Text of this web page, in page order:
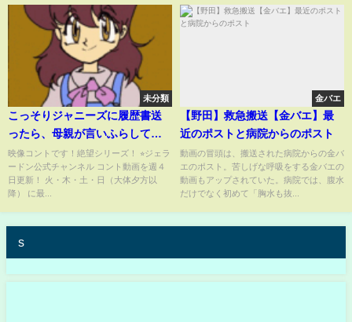
未分類
こっそりジャニーズに履歴書送
ったら、母親が言いふらしてて
終わった【ジェラードン】
映像コントです！絶望シリーズ！ ⭐︎ジェラ
ードン公式チャンネル コント動画を週４
日更新！ 火・木・土・日（大体夕方以
降） に最...
金バエ
【野田】救急搬送【金バエ】最
近のポストと病院からのポスト
動画の冒頭は、搬送された病院からの金バ
エのポスト。苦しげな呼吸をする金バエの
動画もアップされていた。病院では、腹水
だけでなく初めて「胸水も抜...
s